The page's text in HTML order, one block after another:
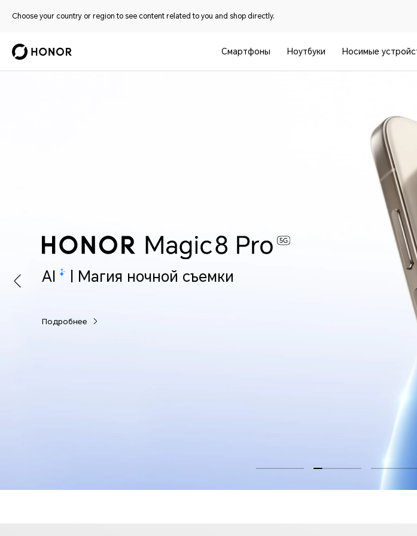
Choose your country or region to see content related to you and shop directly.
Смартфоны Ноутбуки Носимые
AI | Магия ночной съемки
Подробнее